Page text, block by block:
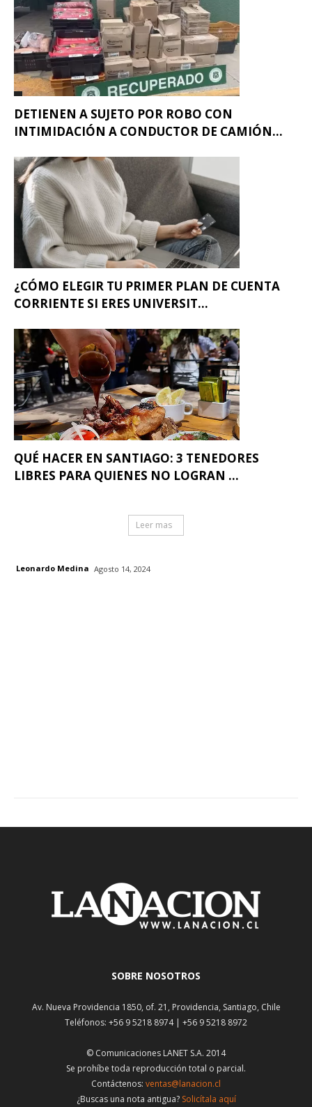
DETIENEN A SUJETO POR ROBO CON
INTIMIDACIÓN A CONDUCTOR DE CAMIÓN...
¿CÓMO ELEGIR TU PRIMER PLAN DE CUENTA
CORRIENTE SI ERES UNIVERSIT...
QUÉ HACER EN SANTIAGO: 3 TENEDORES
LIBRES PARA QUIENES NO LOGRAN ...
Leer mas
Leonardo Medina Agosto 14, 2024
SOBRE NOSOTROS
Av. Nueva Providencia 1850, of. 21, Providencia, Santiago, Chile
Teléfonos: +56 9 5218 8974 | +56 9 5218 8972
© Comunicaciones LANET S.A. 2014
Se prohíbe toda reproducción total o parcial.
Contáctenos: ventas@lanacion.cl
¿Buscas una nota antigua? Solicítala aquí